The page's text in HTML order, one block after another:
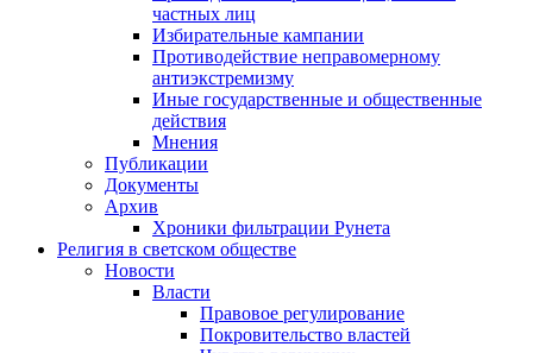
частных лиц
Избирательные кампании
Противодействие неправомерному
антиэкстремизму
Иные государственные и общественные
действия
Мнения
Публикации
Документы
Архив
Хроники фильтрации Рунета
Религия в светском обществе
Новости
Власти
Правовое регулирование
Покровительство властей